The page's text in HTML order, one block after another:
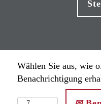
Wählen Sie aus, wie
Benachrichtigung